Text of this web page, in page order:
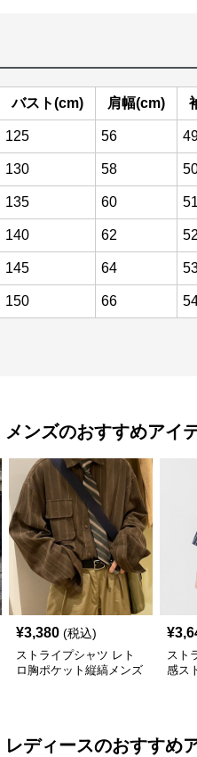
バスト(cm) 肩幅(cm)
125 56
130 58
135 60
140 62
145 64
150 66
メンズのおすすめアイ
¥3,380 (税込)
ストライプシャツ レト
ロ胸ポケット縦縞メンズ
¥
スト
感ス
レディースのおすすめ